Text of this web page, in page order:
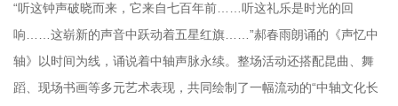
“听这钟声破晓而来，它来自七百年前……听这礼乐是时光的回
响……这崭新的声音中跃动着五星红旗……”郝春雨朗诵的《声忆中
轴》以时间为线，诵说着中轴声脉永续。整场活动还搭配昆曲、舞
蹈、现场书画等多元艺术表现，共同绘制了一幅流动的“中轴文化长